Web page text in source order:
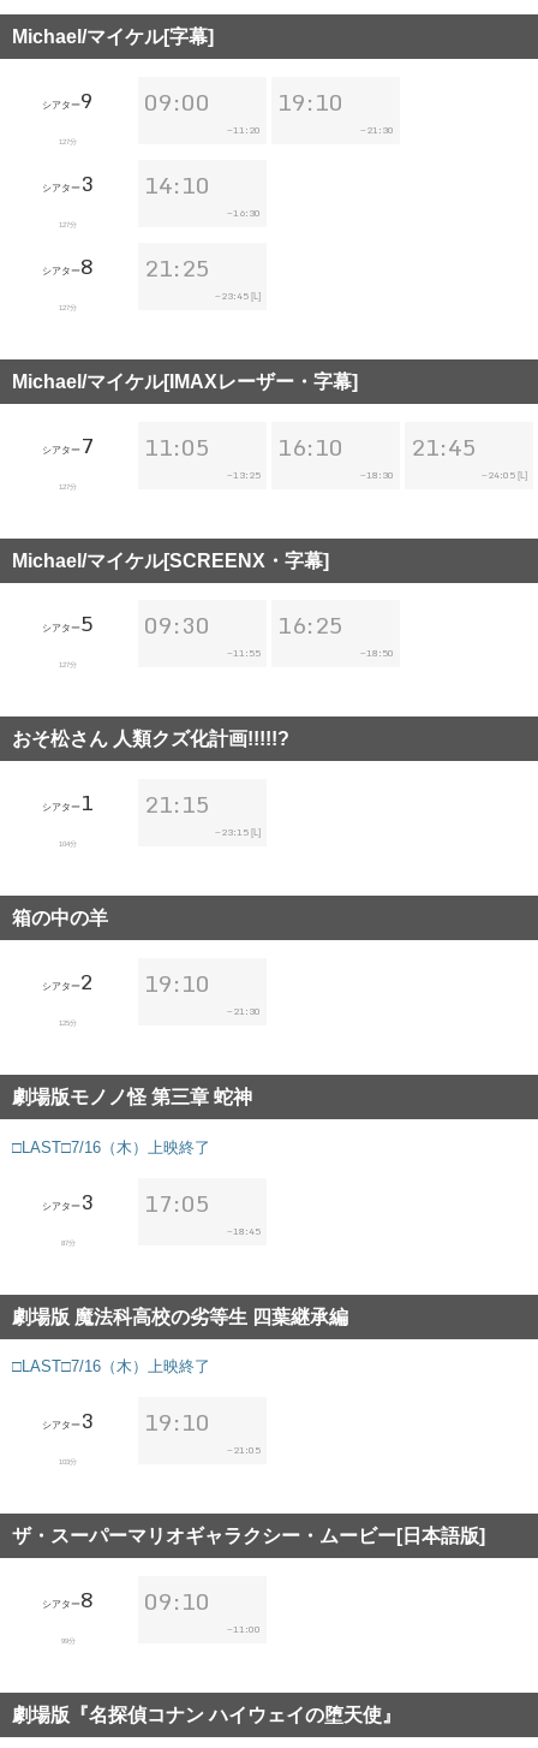
Michael/マイケル[字幕]
シアター9
127分
09:00
~11:20
19:10
~ 21:30
シアター 3
127分
14:10
~16:30
シアター8
127分
21:25
~ 23:45 [L]
Michael/マイケル[IMAXレーザー・字幕]
シアター 7
127分
11:05
~ 13:25
16:10
~ 18:30
21:45
~ 24:05 [L]
Michael/マイケル[SCREENX・字幕]
シアター5
127分
09:30
~11:55
16:25
~18:50
おそ松さん 人類クズ化計画!!!!!?
シアター 1
104分
21:15
~ 23:15 [L]
箱の中の羊
シアター2
125分
19:10
~ 21:30
劇場版モノノ怪 第三章 蛇神
□LAST□7/16（木）上映終了
シアター 3
87分
17:05
~ 18:45
劇場版 魔法科高校の劣等生 四葉継承編
□LAST□7/16（木）上映終了
シアター 3
103分
19:10
~ 21:05
ザ・スーパーマリオギャラクシー・ムービー[日本語版]
シアター8
99分
09:10
~11:00
劇場版『名探偵コナン ハイウェイの堕天使』